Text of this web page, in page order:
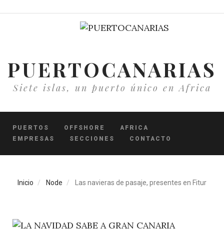
PUERTOCANARIAS
Siete islas, un puerto único en Africa
PUERTOS OFFSHORE
AFRICA
EMPRESAS
SECCIONES CONTACTO
Inicio Node Las navieras de pasaje, presentes en Fitur